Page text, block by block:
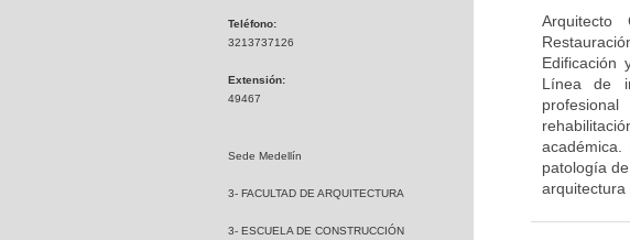
Teléfono:
3213737126
Extensión:
49467
Sede Medellín
3- FACULTAD DE ARQUITECTURA
3- ESCUELA DE CONSTRUCCIÓN
Arquitecto
Edificación
Línea de
patología
arquitectura